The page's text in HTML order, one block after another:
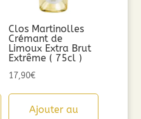
Clos Martinolles
Crémant de
Limoux Extra Brut
Extrême ( 75cl )
17,90€
Ajouter au